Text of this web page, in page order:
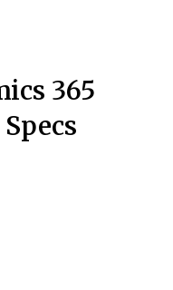
365